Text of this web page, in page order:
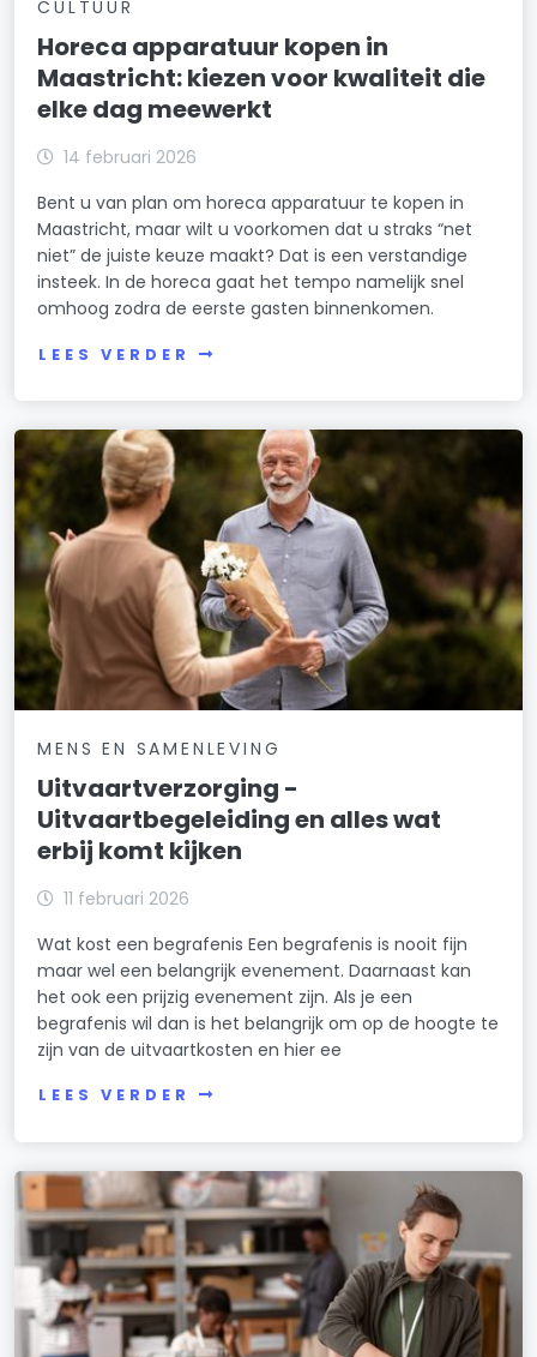
CULTUUR
Horeca apparatuur kopen in
Maastricht: kiezen voor kwaliteit die
elke dag meewerkt
14 februari 2026
Bent u van plan om horeca apparatuur te kopen in
Maastricht, maar wilt u voorkomen dat u straks “net
niet” de juiste keuze maakt? Dat is een verstandige
insteek. In de horeca gaat het tempo namelijk snel
omhoog zodra de eerste gasten binnenkomen.
LEES VERDER
MENS EN SAMENLEVING
Uitvaartverzorging -
Uitvaartbegeleiding en alles wat
erbij komt kijken
11 februari 2026
Wat kost een begrafenis Een begrafenis is nooit fijn
maar wel een belangrijk evenement. Daarnaast kan
het ook een prijzig evenement zijn. Als je een
begrafenis wil dan is het belangrijk om op de hoogte te
zijn van de uitvaartkosten en hier ee
LEES VERDER